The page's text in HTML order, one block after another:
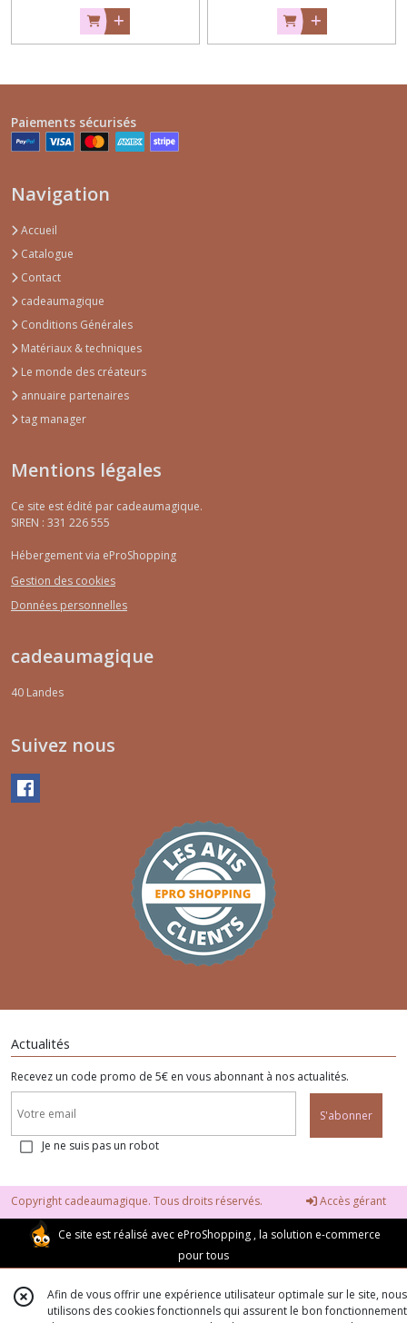
Paiements sécurisés
Navigation
Accueil
Catalogue
Contact
cadeaumagique
Conditions Générales
Matériaux & techniques
Le monde des créateurs
annuaire partenaires
tag manager
Mentions légales
Ce site est édité par cadeaumagique.
SIREN : 331 226 555
Hébergement via eProShopping
Gestion des cookies
Données personnelles
cadeaumagique
40 Landes
Suivez nous
Actualités
Recevez un code promo de 5€ en vous abonnant à nos actualités.
S'abonner
Je ne suis pas un robot
Copyright cadeaumagique. Tous droits réservés. Accès gérant
Ce site est réalisé avec eProShopping , la solution e-commerce
pour tous
Afin de vous offrir une expérience utilisateur optimale sur le site, nous
utilisons des cookies fonctionnels qui assurent le bon fonctionnement